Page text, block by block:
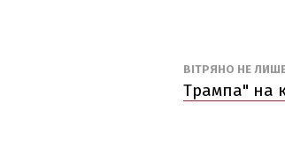
ВІТРЯНО НЕ ЛИШЕ
Трампа" на